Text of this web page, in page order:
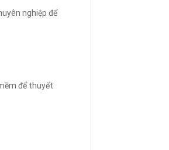
nghiệp để
để thuyết